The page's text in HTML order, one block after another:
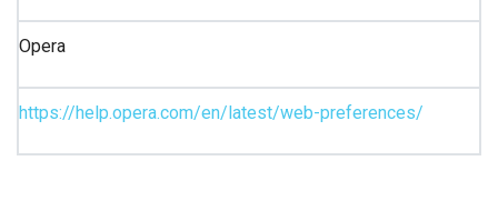
Opera
https://help.opera.com/en/latest/web-preferences/